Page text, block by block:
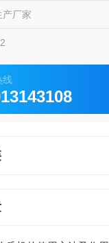
产厂家
线